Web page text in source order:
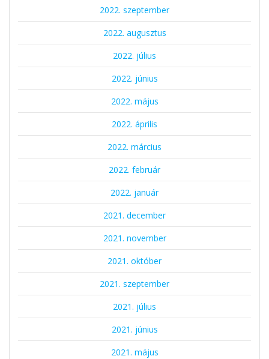
2022. szeptember
2022. augusztus
2022. július
2022. június
2022. május
2022. április
2022. március
2022. február
2022. január
2021. december
2021. november
2021. október
2021. szeptember
2021. július
2021. június
2021. május